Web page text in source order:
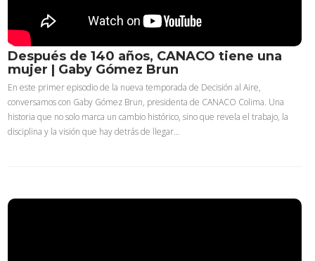
Después de 140 años, CANACO tiene una
mujer | Gaby Gómez Brun
En este primer episodio de la nueva temporada de Decisión al Aire,
conversamos con Gaby Gómez Brun, presidenta de CANACO Colima. Una
historia que no solo marca un cambio histórico, sino que revela el trabajo, la
disciplina y la visión que hay detrás de llegar…